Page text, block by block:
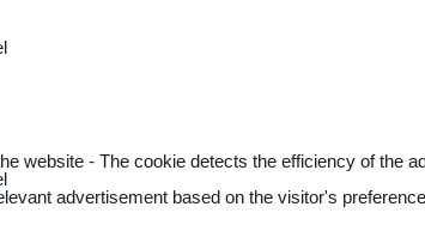
website - The cookie detects the efficiency of the
advertisement based on the visitor's